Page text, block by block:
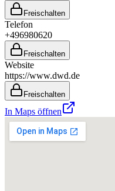
Freischalten
Telefon
+496980620
Freischalten
Website
https://www.dwd.de
Freischalten
In Maps öffnen